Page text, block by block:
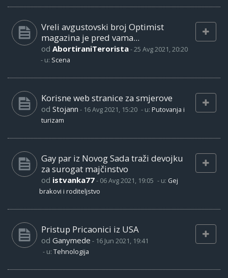
Vreli avgustovski broj Optimist
magazina je pred vama...
od AbortiraniTerorista-25 Avg 2021, 20:20
- u: Scena
Korisne web stranice za smjerove
od Stojann - 16 Avg 2021, 15:20 - u: Putovanja i
turizam
Gay par iz Novog Sada traži devojku
za surogat majčinstvo
od istvanka77- 06 Avg 2021, 19:05 - u: Gej
brakovi i roditeljstvo
Pristup Pricaonici iz USA
od Ganymede - 16 Jun 2021, 19:41
- u: Tehnologija